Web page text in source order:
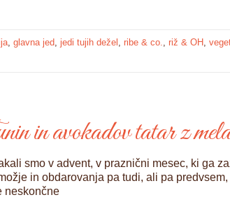
, glavna jed, jedi tujih dežel , ribe & co., riž & OH ,
in avokadov tatar z
smo v advent, v praznični mesec, ki ga
in obdarovanja pa tudi, ali pa
neskončne